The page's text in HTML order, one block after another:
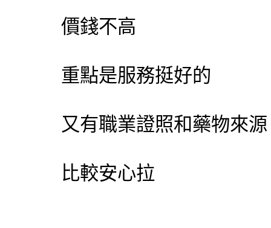
價錢不高
重點是服務挺好的
又有職業證照和藥物來源
比較安心拉